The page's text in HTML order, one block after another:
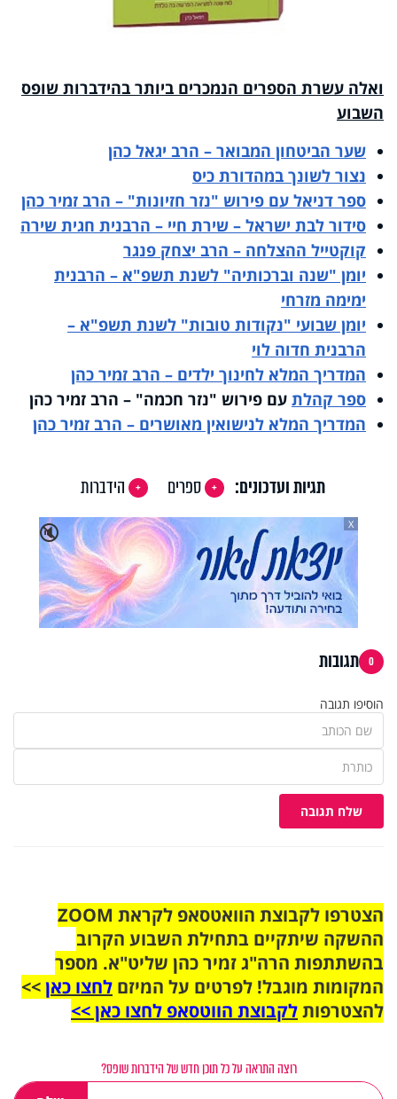
ואלה עשרת הספרים הנמכרים ביותר בהידברות שופס
השבוע
שער הביטחון המבואר – הרב יגאל כהן
נצור לשונך במהדורת כיס
ספר דניאל עם פירוש "נזר חזיונות" – הרב זמיר כהן
סידור לבת ישראל – שירת חיי – הרבנית חגית שירה
קוקטייל ההצלחה – הרב יצחק פנגר
יומן "שנה וברכותיה" לשנת תשפ"א – הרבנית
ימימה מזרחי
יומן שבועי "נקודות טובות" לשנת תשפ"א –
הרבנית חדוה לוי
המדריך המלא לחינוך ילדים – הרב זמיר כהן
ספר קהלת עם פירוש "נזר חכמה" – הרב זמיר כהן
המדריך המלא לנישואין מאושרים – הרב זמיר כהן
תגיות ועדכונים: ספרים
הידברות
🔇
X
0 תגובות
הוסיפו תגובה
שלח תגובה
הצטרפו לקבוצת הוואטסאפ לקראת ZOOM
ההשקה שיתקיים בתחילת השבוע הקרוב
בהשתתפות הרה"ג זמיר כהן שליט"א. מספר
המקומות מוגבל! לפרטים על המיזם לחצו כאן>>
להצטרפותלקבוצת הווטסאפ לחצו כאן >>
רוצה התראה על כל תוכן חדש של הידברות שופס?